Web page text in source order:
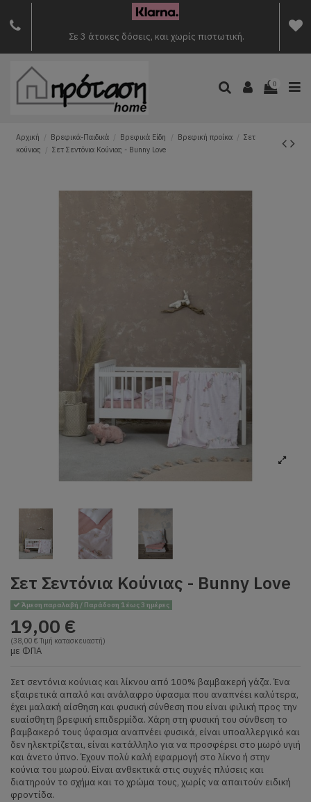
Σε 3 άτοκες δόσεις, και χωρίς πιστωτική.
0
Αρχική Βρεφικά-Παιδικά Βρεφικά Είδη Βρεφική προίκα
Σετ
κούνιας
Σετ Σεντόνια Κούνιας - Bunny Love
Σετ Σεντόνια Κούνιας - Bunny Love
Άμεση παραλαβή / Παράδοση 1 έως 3 ημέρες
19,00 €
(38,00 € Τιμή κατασκευαστή)
με ΦΠΑ
Σετ σεντόνια κούνιας και λίκνου από 100% βαμβακερή γάζα. Ένα
εξαιρετικά απαλό και ανάλαφρο ύφασμα που αναπνέει καλύτερα,
έχει μαλακή αίσθηση και φυσική σύνθεση που είναι φιλική προς την
ευαίσθητη βρεφική επιδερμίδα. Χάρη στη φυσική του σύνθεση το
βαμβακερό τους ύφασμα αναπνέει φυσικά, είναι υποαλλεργικό και
δεν ηλεκτρίζεται, είναι κατάλληλο για να προσφέρει στο μωρό υγιή
και άνετο ύπνο. Έχουν πολύ καλή εφαρμογή στο λίκνο ή στην
κούνια του μωρού. Είναι ανθεκτικά στις συχνές πλύσεις και
διατηρούν το σχήμα και το χρώμα τους, χωρίς να απαιτούν ειδική
φροντίδα.